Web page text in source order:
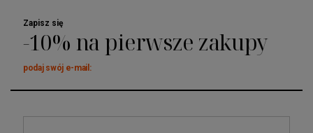
Zapisz się
-10% na pierwsze zakupy
podaj swój e-mail: